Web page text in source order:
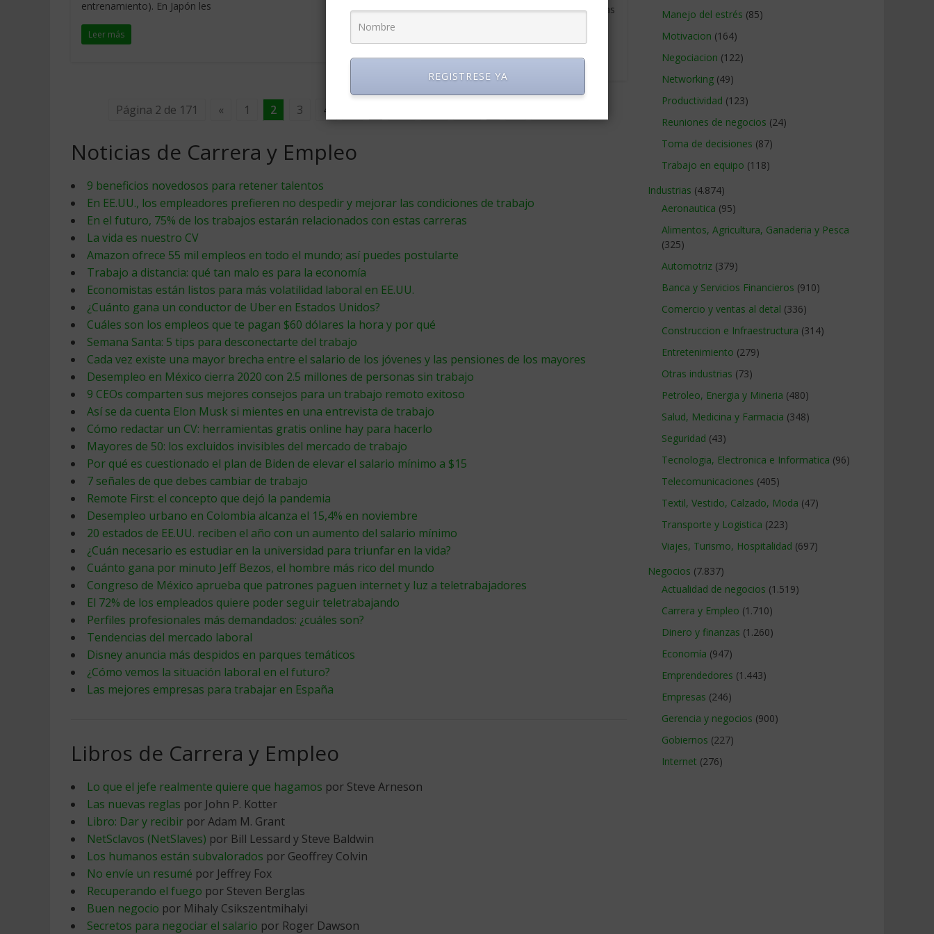
entrenamiento). En Japón les
Leer más
novedad, muchas personas muestran estas tendencias
patológicas debido a
Página 2 de 171 « 1 2 3 4
Noticias de Carrera y Empleo
9 beneficios novedosos para retener talentos
En EE.UU., los empleadores prefieren no despedir y mejorar las condiciones de trabajo
En el futuro, 75% de los trabajos estarán relacionados con estas carreras
La vida es nuestro CV
Amazon ofrece 55 mil empleos en todo el mundo; así puedes postularte
Trabajo a distancia: qué tan malo es para la economía
Economistas están listos para más volatilidad laboral en EE.UU.
¿Cuánto gana un conductor de Uber en Estados Unidos?
Cuáles son los empleos que te pagan $60 dólares la hora y por qué
Semana Santa: 5 tips para desconectarte del trabajo
Cada vez existe una mayor brecha entre el salario de los jóvenes y las pensiones de los mayores
Desempleo en México cierra 2020 con 2.5 millones de personas sin trabajo
9 CEOs comparten sus mejores consejos para un trabajo remoto exitoso
Así se da cuenta Elon Musk si mientes en una entrevista de trabajo
Cómo redactar un CV: herramientas gratis online hay para hacerlo
Mayores de 50: los excluidos invisibles del mercado de trabajo
Por qué es cuestionado el plan de Biden de elevar el salario mínimo a $15
7 señales de que debes cambiar de trabajo
Remote First: el concepto que dejó la pandemia
Desempleo urbano en Colombia alcanza el 15,4% en noviembre
20 estados de EE.UU. reciben el año con un aumento del salario mínimo
¿Cuán necesario es estudiar en la universidad para triunfar en la vida?
Cuánto gana por minuto Jeff Bezos, el hombre más rico del mundo
Congreso de México aprueba que patrones paguen internet y luz a teletrabajadores
El 72% de los empleados quiere poder seguir teletrabajando
Perfiles profesionales más demandados: ¿cuáles son?
Tendencias del mercado laboral
Disney anuncia más despidos en parques temáticos
¿Cómo vemos la situación laboral en el futuro?
Las mejores empresas para trabajar en España
Libros de Carrera y Empleo
Lo que el jefe realmente quiere que hagamos por Steve Arneson
Las nuevas reglas por John P. Kotter
Libro: Dar y recibir por Adam M. Grant
NetSclavos (NetSlaves) por Bill Lessard y Steve Baldwin
Los humanos están subvalorados por Geoffrey Colvin
No envíe un resumé por Jeffrey Fox
Recuperando el fuego por Steven Berglas
Buen negocio por Mihaly Csikszentmihalyi
Secretos para negociar el salario por Roger Dawson
Manejo del estrés (85)
Motivacion (164)
Negociacion (122)
Networking (49)
Productividad (123)
Reuniones de negocios (24)
Toma de decisiones (87)
Trabajo en equipo (118)
Industrias (4.874)
Aeronautica (95)
Alimentos, Agricultura, Ganaderia y Pesca
(325)
Automotriz (379)
Banca y Servicios Financieros (910)
Comercio y ventas al detal (336)
Construccion e Infraestructura (314)
Entretenimiento (279)
Otras industrias (73)
Petroleo, Energia y Mineria (480)
Salud, Medicina y Farmacia (348)
Seguridad (43)
Tecnologia, Electronica e Informatica (96)
Telecomunicaciones (405)
Textil, Vestido, Calzado, Moda (47)
Transporte y Logistica (223)
Viajes, Turismo, Hospitalidad (697)
Negocios (7.837)
Actualidad de negocios (1.519)
Carrera y Empleo (1.710)
Dinero y finanzas (1.260)
Economía (947)
Emprendedores (1.443)
Empresas (246)
Gerencia y negocios (900)
Gobiernos (227)
Internet (276)
REGISTRESE YA